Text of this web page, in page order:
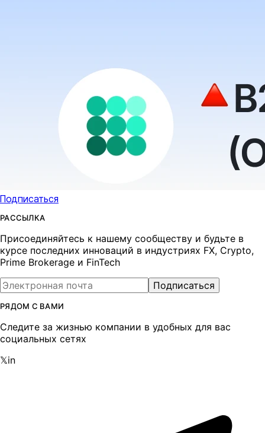
Подписаться
РАССЫЛКА
Присоединяйтесь к нашему сообществу и будьте в
курсе последних инноваций в индустриях FX, Crypto,
Prime Brokerage и FinTech
Подписаться
РЯДОМ С ВАМИ
Следите за жизнью компании в удобных для вас
социальных сетях
𝕏in